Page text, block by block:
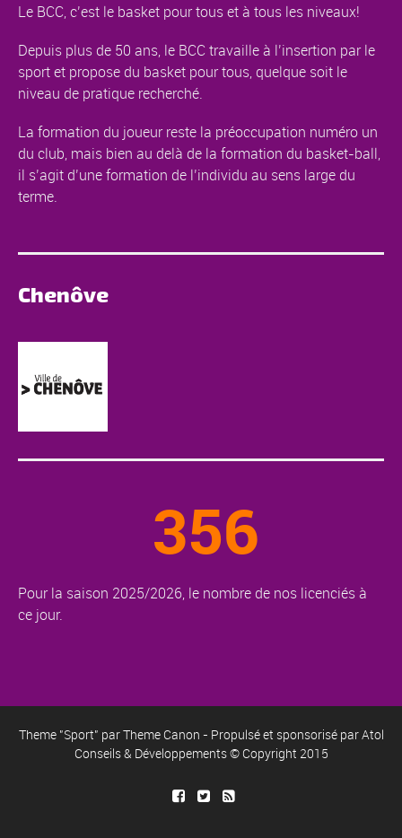
Le BCC, c’est le basket pour tous et à tous les niveaux!
Depuis plus de 50 ans, le BCC travaille à l’insertion par le
sport et propose du basket pour tous, quelque soit le
niveau de pratique recherché.
La formation du joueur reste la préoccupation numéro un
du club, mais bien au delà de la formation du basket-ball,
il s’agit d’une formation de l’individu au sens large du
terme.
Chenôve
356
Pour la saison 2025/2026, le nombre de nos licenciés à
ce jour.
Theme "Sport" parTheme Canon - Propulsé et sponsorisé parAtol
Conseils & Développements© Copyright 2015